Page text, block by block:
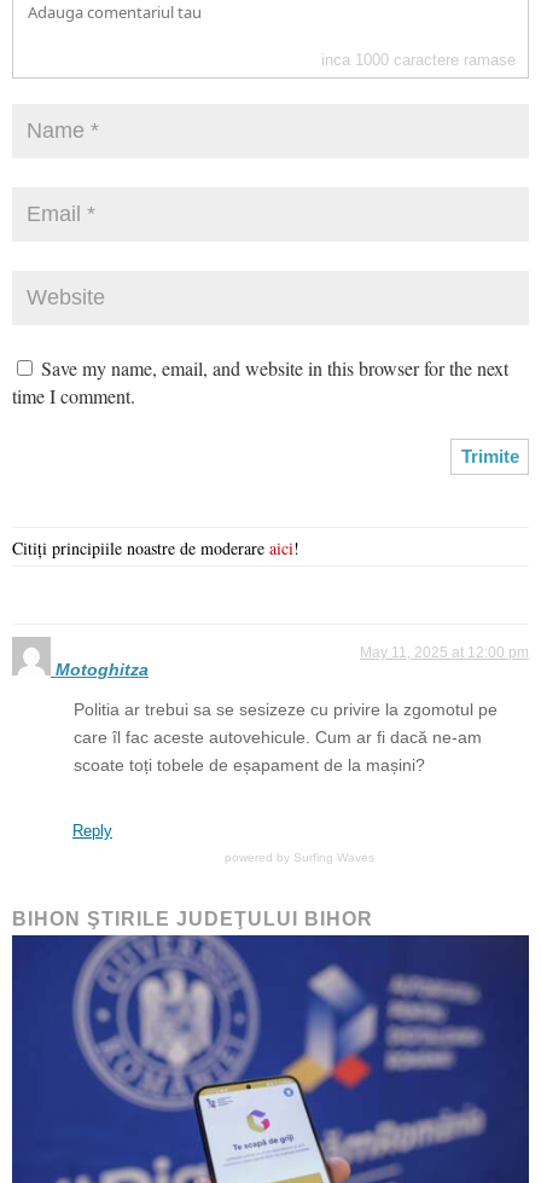
inca 1000 caractere ramase
Save my name, email, and website in this browser for the next
time I comment.
Citiți principiile noastre de moderare aici!
Motoghitza
May 11, 2025 at 12:00 pm
Politia ar trebui sa se sesizeze cu privire la zgomotul pe
care îl fac aceste autovehicule. Cum ar fi dacă ne-am
scoate toți tobele de eșapament de la mașini?
Reply
powered by Surfing Waves
BIHON ŞTIRILE JUDEŢULUI BIHOR